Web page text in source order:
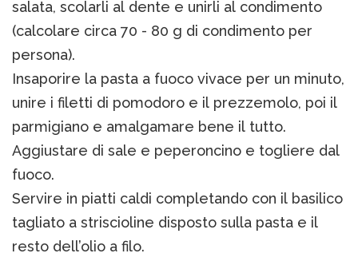
salata, scolarli al dente e unirli al condimento
(calcolare circa 70 - 80 g di condimento per
persona).
Insaporire la pasta a fuoco vivace per un minuto,
unire i filetti di pomodoro e il prezzemolo, poi il
parmigiano e amalgamare bene il tutto.
Aggiustare di sale e peperoncino e togliere dal
fuoco.
Servire in piatti caldi completando con il basilico
tagliato a striscioline disposto sulla pasta e il
resto dell’olio a filo.